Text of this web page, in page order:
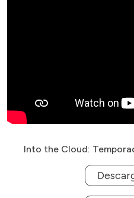
Into the Cloud: